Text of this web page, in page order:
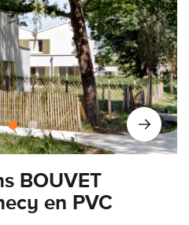
BOUVET
en PVC